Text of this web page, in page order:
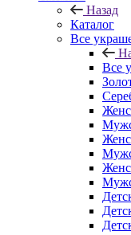
Назад
Каталог
Все
Все